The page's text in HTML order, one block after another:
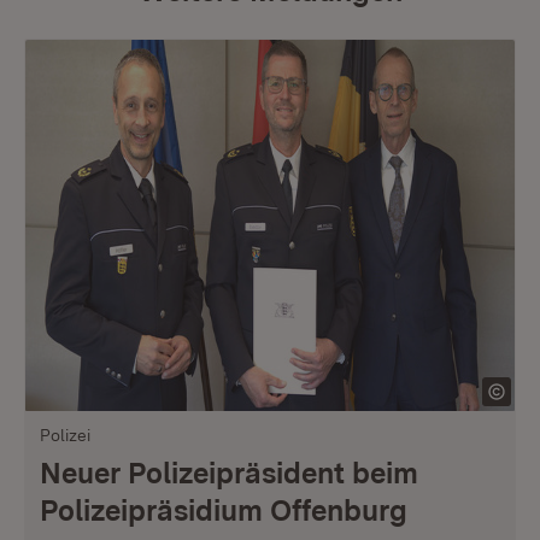
Polizei
Neuer Polizeipräsident beim
Polizeipräsidium Offenburg